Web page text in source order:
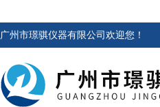
广州市璟骐仪器有限公司欢迎您！